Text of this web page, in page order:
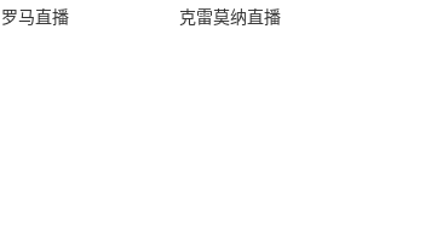
罗马直播
克雷莫纳直播